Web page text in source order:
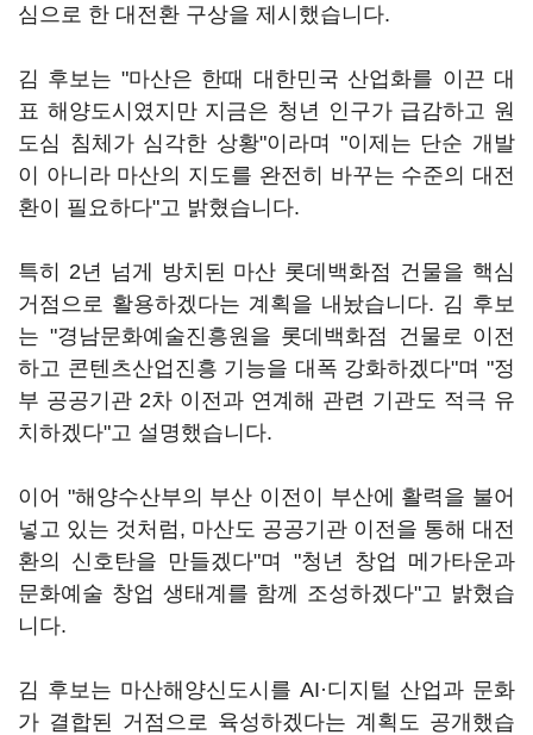
심으로 한 대전환 구상을 제시했습니다.
김 후보는 "마산은 한때 대한민국 산업화를 이끈 대
표 해양도시였지만 지금은 청년 인구가 급감하고 원
도심 침체가 심각한 상황"이라며 "이제는 단순 개발
이 아니라 마산의 지도를 완전히 바꾸는 수준의 대전
환이 필요하다"고 밝혔습니다.
특히 2년 넘게 방치된 마산 롯데백화점 건물을 핵심
거점으로 활용하겠다는 계획을 내놨습니다. 김 후보
는 "경남문화예술진흥원을 롯데백화점 건물로 이전
하고 콘텐츠산업진흥 기능을 대폭 강화하겠다"며 "정
부 공공기관 2차 이전과 연계해 관련 기관도 적극 유
치하겠다"고 설명했습니다.
이어 "해양수산부의 부산 이전이 부산에 활력을 불어
넣고 있는 것처럼, 마산도 공공기관 이전을 통해 대전
환의 신호탄을 만들겠다"며 "청년 창업 메가타운과
문화예술 창업 생태계를 함께 조성하겠다"고 밝혔습
니다.
김 후보는 마산해양신도시를 AI·디지털 산업과 문화
가 결합된 거점으로 육성하겠다는 계획도 공개했습